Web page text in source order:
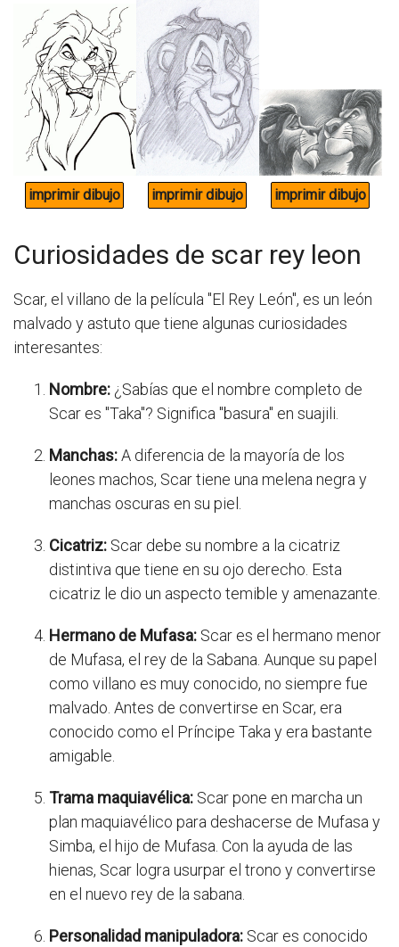
Curiosidades de scar rey leon
Scar, el villano de la película "El Rey León", es un león
malvado y astuto que tiene algunas curiosidades
interesantes:
Nombre: ¿Sabías que el nombre completo de
Scar es "Taka"? Significa "basura" en suajili.
Manchas:A diferencia de la mayoría de los
leones machos, Scar tiene una melena negra y
manchas oscuras en su piel.
Cicatriz: Scar debe su nombre a la cicatriz
distintiva que tiene en su ojo derecho. Esta
cicatriz le dio un aspecto temible y amenazante.
Hermano de Mufasa: Scar es el hermano menor
de Mufasa, el rey de la Sabana. Aunque su papel
como villano es muy conocido, no siempre fue
malvado. Antes de convertirse en Scar, era
conocido como el Príncipe Taka y era bastante
amigable.
Trama maquiavélica: Scar pone en marcha un
plan maquiavélico para deshacerse de Mufasa y
Simba, el hijo de Mufasa. Con la ayuda de las
hienas, Scar logra usurpar el trono y convertirse
en el nuevo rey de la sabana.
Personalidad manipuladora: Scar es conocido